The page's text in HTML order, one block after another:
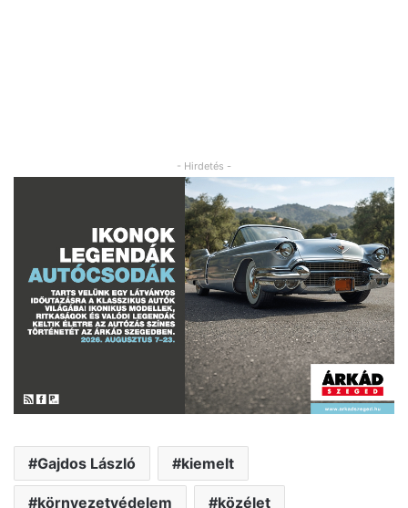
- Hirdetés -
Gajdos László kiemelt
környezetvédelem közélet